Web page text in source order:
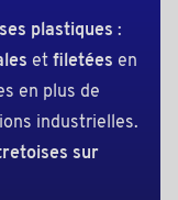
plastiques :
et filetées en
en plus de
industrielles.
sur